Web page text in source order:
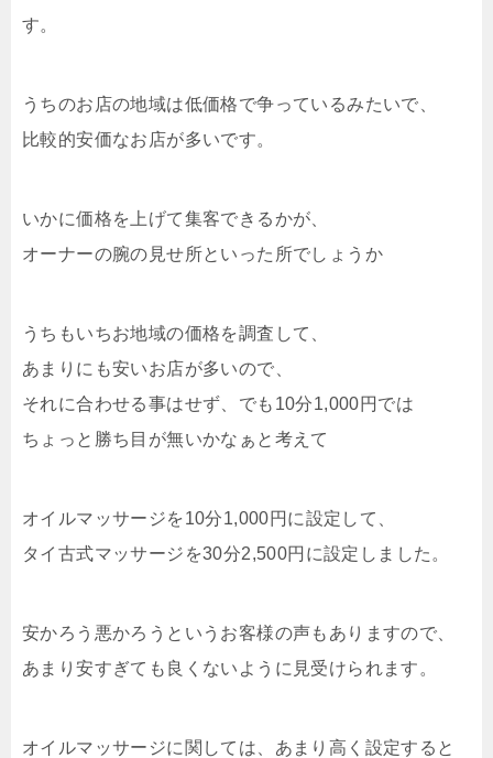
す。
うちのお店の地域は低価格で争っているみたいで、
比較的安価なお店が多いです。
いかに価格を上げて集客できるかが、
オーナーの腕の見せ所といった所でしょうか
うちもいちお地域の価格を調査して、
あまりにも安いお店が多いので、
それに合わせる事はせず、でも10分1,000円では
ちょっと勝ち目が無いかなぁと考えて
オイルマッサージを10分1,000円に設定して、
タイ古式マッサージを30分2,500円に設定しました。
安かろう悪かろうというお客様の声もありますので、
あまり安すぎても良くないように見受けられます。
オイルマッサージに関しては、あまり高く設定すると